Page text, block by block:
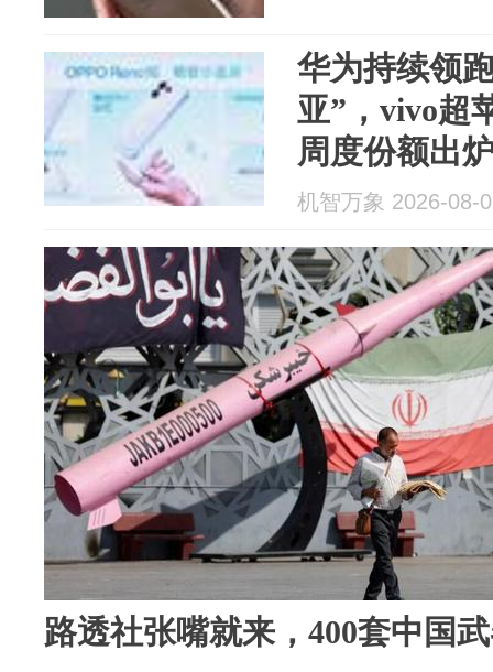
华为持续领
亚”，vivo超
周度份额出
机智万象 2026-08-
路透社张嘴就来，400套中国